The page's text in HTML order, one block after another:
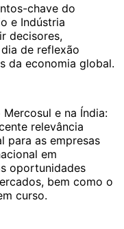
chave do
e Indústria
decisores,
de reflexão
da economia global.
e na Índia:
relevância
para as empresas
em
oportunidades
bem como o
curso.